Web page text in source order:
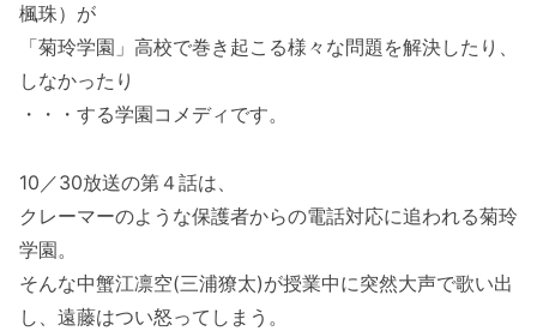
楓珠）が
「菊玲学園」高校で巻き起こる様々な問題を解決したり、
しなかったり
・・・する学園コメディです。
10／30放送の第４話は、
クレーマーのような保護者からの電話対応に追われる菊玲
学園。
そんな中蟹江凛空(三浦獠太)が授業中に突然大声で歌い出
し、遠藤はつい怒ってしまう。